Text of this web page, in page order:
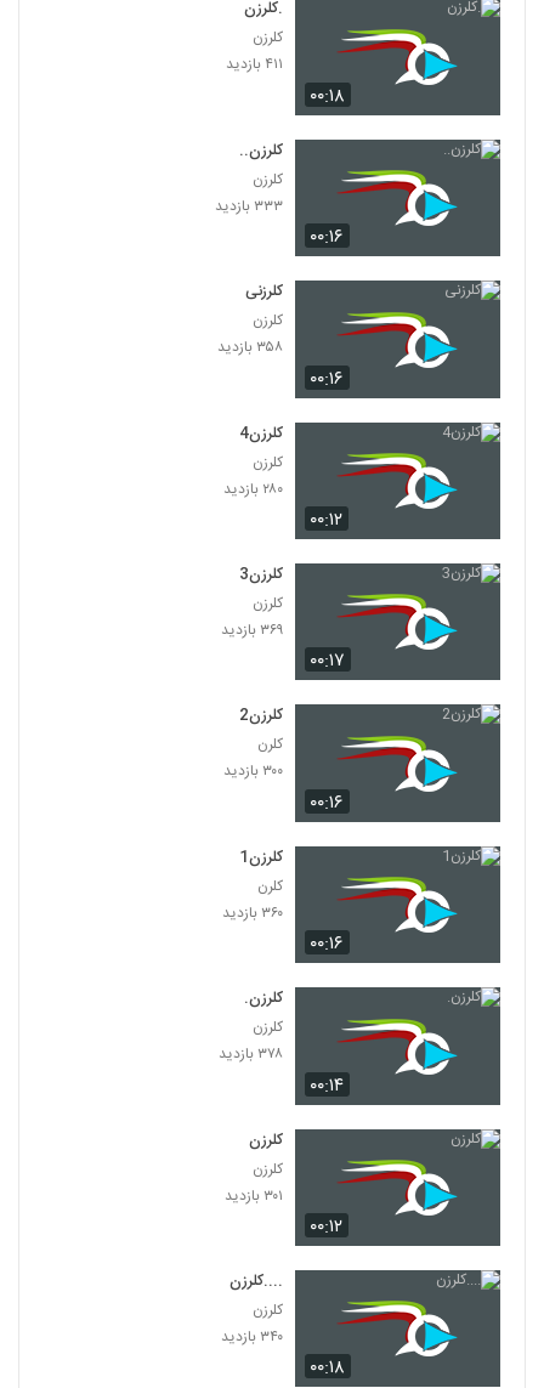
۰۰:۱۸
.کلرزن
کلرزن
۴۱۱ بازدید
۰۰:۱۶
کلرزن..
کلرزن
۳۳۳ بازدید
۰۰:۱۶
کلرزنی
کلرزن
۳۵۸ بازدید
۰۰:۱۲
کلرزن4
کلرزن
۲۸۰ بازدید
۰۰:۱۷
کلرزن3
کلرزن
۳۶۹ بازدید
۰۰:۱۶
کلرزن2
کلرن
۳۰۰ بازدید
۰۰:۱۶
کلرزن1
کلرن
۳۶۰ بازدید
۰۰:۱۴
کلرزن.
کلرزن
۳۷۸ بازدید
۰۰:۱۲
کلرزن
کلرزن
۳۰۱ بازدید
۰۰:۱۸
....کلرزن
کلرزن
۳۴۰ بازدید